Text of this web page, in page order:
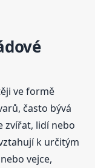
ve formě
často bývá
zvířat, lidí nebo
k určitým
vejce,